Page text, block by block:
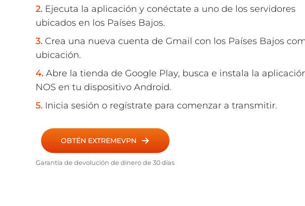
Ejecuta la aplicación y conéctate a uno de los servidores
ubicados en los Países Bajos.
Crea una nueva cuenta de Gmail con los Países Bajos
ubicación.
Abre la tienda de Google Play, busca e instala la
NOS en tu dispositivo Android.
Inicia sesión o regístrate para comenzar a transmitir.
OBTÉN EXTREMEVPN
Garantía de devolución de dinero de 30 días